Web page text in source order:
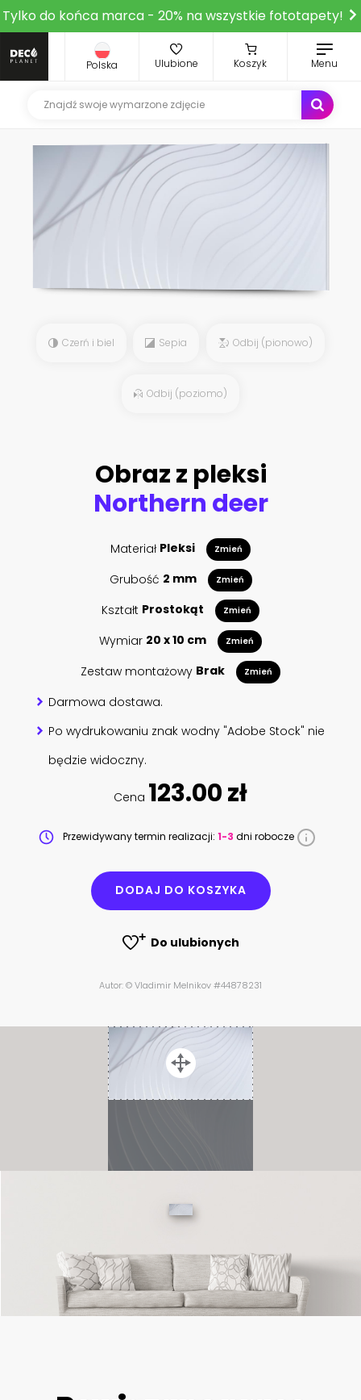
Tylko do końca marca - 20% na wszystkie fototapety!
Polska Ulubione Koszyk Menu
Czerń i biel Sepia Odbij (pionowo)
Odbij (poziomo)
Obraz z pleksi
Northern deer
Materiał Pleksi Zmień
Grubość 2 mm Zmień
Kształt Prostokąt Zmień
Wymiar 20 x 10 cm Zmień
Zestaw montażowy Brak Zmień
Darmowa dostawa.
Po wydrukowaniu znak wodny "Adobe Stock" nie
będzie widoczny.
Cena 123.00 zł
Przewidywany termin realizacji: 1-3 dni robocze
DODAJ DO KOSZYKA
Do ulubionych
Autor: © Vladimir Melnikov #44878231